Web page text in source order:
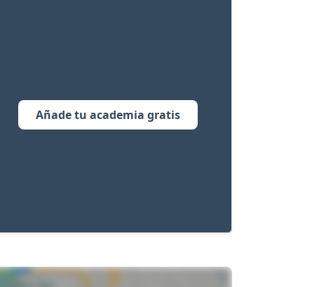
Añade tu academia gratis